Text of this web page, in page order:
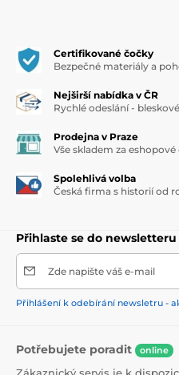
Certifikované čočky
Bezpečné materiály a
Nejširší nabídka v ČR
Rychlé odeslání -
Prodejna v Praze
Vše skladem za eshopové
Spolehlivá volba
Česká firma s historií od
Přihlaste se do newsletteru
Zde napište váš e-mail
Přihlášení k odebírání newsletru -
Potřebujete poradit online
Zákaznický servis je k